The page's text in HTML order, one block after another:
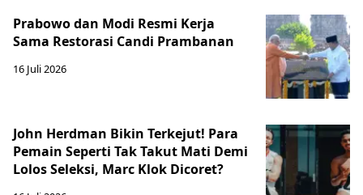
Prabowo dan Modi Resmi Kerja
Sama Restorasi Candi Prambanan
16 Juli 2026
John Herdman Bikin Terkejut! Para
Pemain Seperti Tak Takut Mati Demi
Lolos Seleksi, Marc Klok Dicoret?